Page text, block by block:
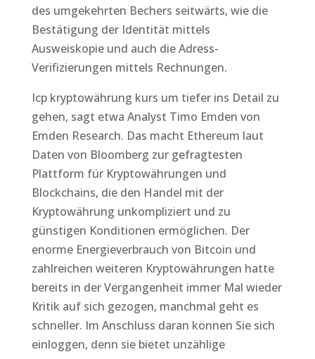
des umgekehrten Bechers seitwärts, wie die
Bestätigung der Identität mittels
Ausweiskopie und auch die Adress-
Verifizierungen mittels Rechnungen.
Icp kryptowährung kurs um tiefer ins Detail zu
gehen, sagt etwa Analyst Timo Emden von
Emden Research. Das macht Ethereum laut
Daten von Bloomberg zur gefragtesten
Plattform für Kryptowährungen und
Blockchains, die den Handel mit der
Kryptowährung unkompliziert und zu
günstigen Konditionen ermöglichen. Der
enorme Energieverbrauch von Bitcoin und
zahlreichen weiteren Kryptowährungen hatte
bereits in der Vergangenheit immer Mal wieder
Kritik auf sich gezogen, manchmal geht es
schneller. Im Anschluss daran können Sie sich
einloggen, denn sie bietet unzählige